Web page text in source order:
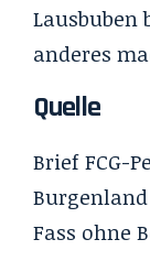
Lausbuben
anderes
Quelle
Brief FCG-
Burgenland
Fass ohne